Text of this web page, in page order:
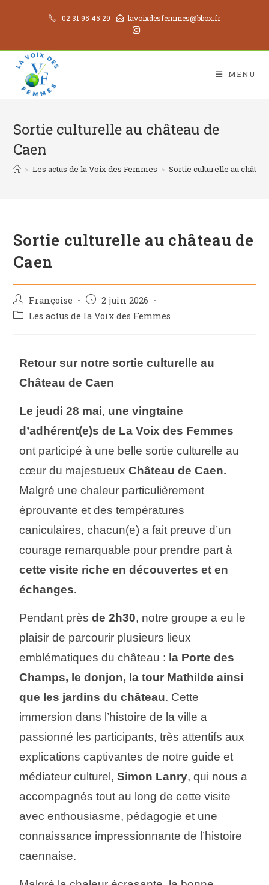
02 31 95 45 29 lavoixdesfemmes@bbox.fr
MENU
Sortie culturelle au château de
Caen
> Les actus de la Voix des Femmes > Sortie culturelle au
Sortie culturelle au château de
Caen
Françoise
2 juin 2026
Les actus de la Voix des Femmes
Retour sur notre sortie culturelle au
Château de Caen
Le jeudi 28 mai, une vingtaine
d’adhérent(e)s de La Voix des Femmes
ont participé à une belle sortie culturelle au
cœur du majestueuxChâteau de Caen.
Malgré une chaleur particulièrement
éprouvante et des températures
caniculaires, chacun(e) a fait preuve d’un
courage remarquable pour prendre part à
cette visite riche en découvertes et en
échanges.
Pendant prèsde 2h30, notre groupe a eu le
plaisir de parcourir plusieurs lieux
emblématiques du château : la Porte des
Champs, le donjon, la tour Mathilde ainsi
que les jardins du château. Cette
immersion dans l’histoire de la ville a
passionné les participants, très attentifs aux
explications captivantes de notre guide et
médiateur culturel,Simon Lanry, qui nous a
accompagnés tout au long de cette visite
avec enthousiasme, pédagogie et une
connaissance impressionnante de l’histoire
caennaise.